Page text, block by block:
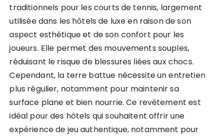
traditionnels pour les courts de tennis, largement
utilisée dans les hôtels de luxe en raison de son
aspect esthétique et de son confort pour les
joueurs. Elle permet des mouvements souples,
réduisant le risque de blessures liées aux chocs.
Cependant, la terre battue nécessite un entretien
plus régulier, notamment pour maintenir sa
surface plane et bien nourrie. Ce revêtement est
idéal pour des hôtels qui souhaitent offrir une
expérience de jeu authentique, notamment pour